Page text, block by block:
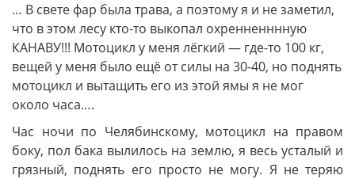
… В свете фар была трава, а поэтому я и не заметил,
что в этом лесу кто-то выкопал охренненннную
КАНАВУ!!! Мотоцикл у меня лёгкий — где-то 100 кг,
вещей у меня было ещё от силы на 30-40, но поднять
мотоцикл и вытащить его из этой ямы я не мог
около часа….
Час ночи по Челябинскому, мотоцикл на правом
боку, пол бака вылилось на землю, я весь усталый и
грязный, поднять его просто не могу. Я не теряю